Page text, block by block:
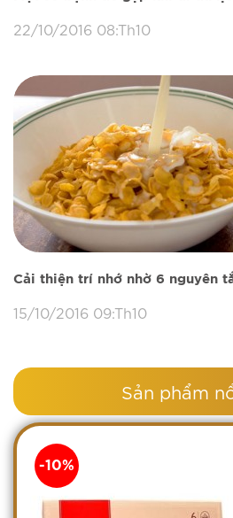
22/10/2016 08:Th10
Cải thiện trí nhớ nhờ 6 nguyên
15/10/2016 09:Th10
Sản phẩm
-10%